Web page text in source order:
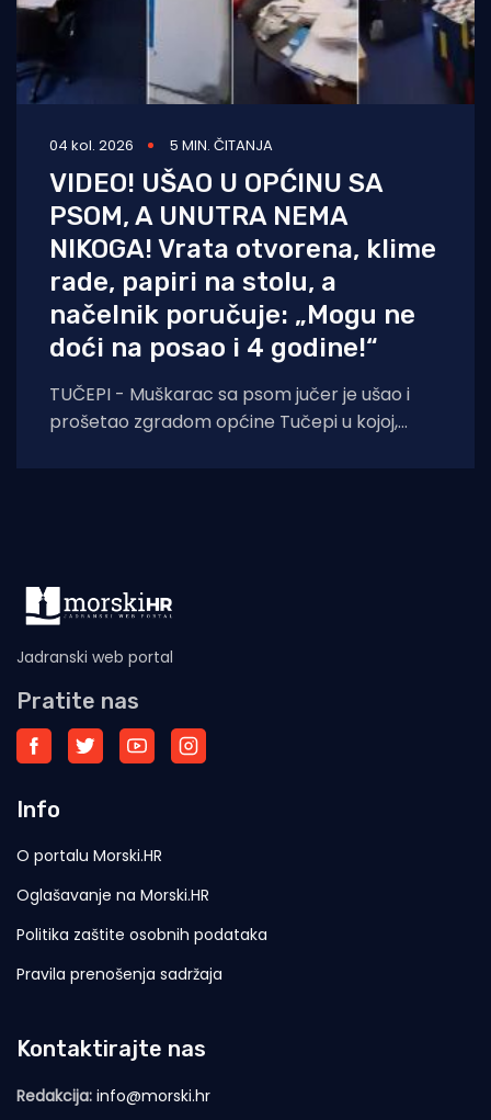
04 kol. 2026 5 MIN. ČITANJA
VIDEO! UŠAO U OPĆINU SA
PSOM, A UNUTRA NEMA
NIKOGA! Vrata otvorena, klime
rade, papiri na stolu, a
načelnik poručuje: „Mogu ne
doći na posao i 4 godine!“
TUČEPI - Muškarac sa psom jučer je ušao i
prošetao zgradom općine Tučepi u kojoj,
Jadranski web portal
Pratite nas
Info
O portalu Morski.HR
Oglašavanje na Morski.HR
Politika zaštite osobnih podataka
Pravila prenošenja sadržaja
Kontaktirajte nas
Redakcija: info@morski.hr